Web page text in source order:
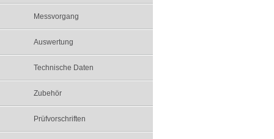
Messvorgang
Auswertung
Technische Daten
Zubehör
Prüfvorschriften